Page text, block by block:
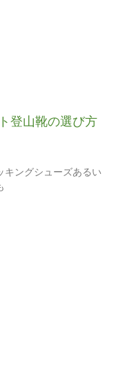
登山靴の選び方
キングシューズあるい